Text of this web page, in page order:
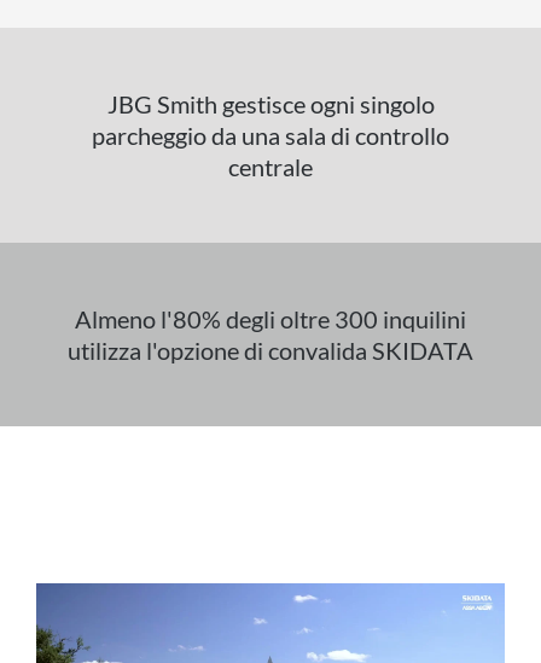
JBG Smith gestisce ogni singolo
parcheggio da una sala di controllo
centrale
Almeno l'80% degli oltre 300 inquilini
utilizza l'opzione di convalida SKIDATA